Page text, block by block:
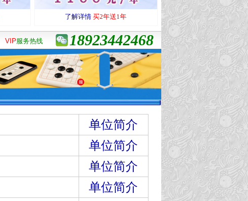
了解详情 买2年送1年
VIP服务热线 18923442468
单位简介
单位简介
单位简介
单位简介